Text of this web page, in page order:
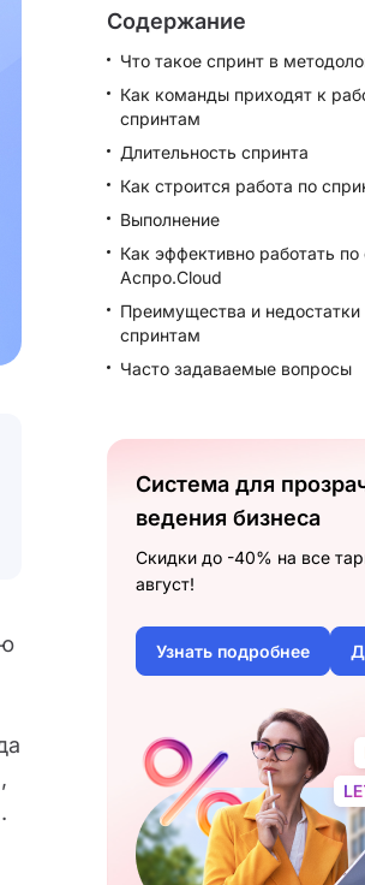
Содержание
Что такое спринт в
Как команды приходят к
спринтам
Длительность спринта
Как строится работа по
Выполнение
Как эффективно работать
Аспро.Cloud
Преимущества и недостатки
спринтам
Часто задаваемые вопросы
Система для
ведения бизнеса
Скидки до -40% на все
август!
Узнать подробнее